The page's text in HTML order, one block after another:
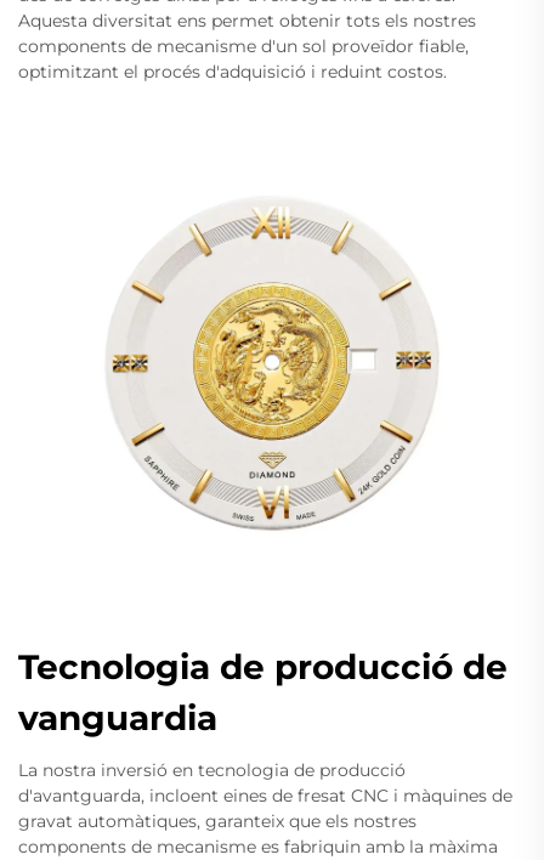
Aquesta diversitat ens permet obtenir tots els nostres
components de mecanisme d'un sol proveïdor fiable,
optimitzant el procés d'adquisició i reduint costos.
Tecnologia de producció de
vanguardia
La nostra inversió en tecnologia de producció
d'avantguarda, incloent eines de fresat CNC i màquines de
gravat automàtiques, garanteix que els nostres
components de mecanisme es fabriquin amb la màxima